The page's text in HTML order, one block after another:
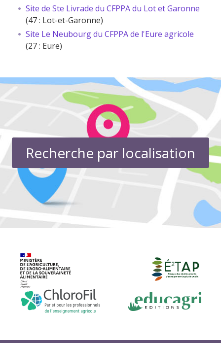
Site de Ste Livrade du CFPPA du Lot et Garonne
(47 : Lot-et-Garonne)
Site Le Neubourg du CFPPA de l'Eure agricole
(27 : Eure)
Recherche par localisation